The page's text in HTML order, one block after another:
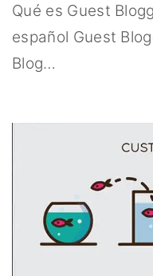
Qué es Guest
español Guest
Blog…